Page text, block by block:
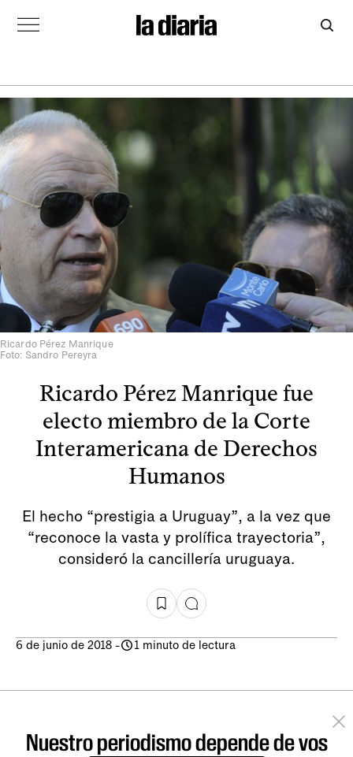
Ricardo Pérez Manrique
Foto: Sandro Pereyra
Ricardo Pérez Manrique fue
electo miembro de la Corte
Interamericana de Derechos
Humanos
El hecho “prestigia a Uruguay”, a la vez que
“reconoce la vasta y prolífica trayectoria”,
consideró la cancillería uruguaya.
6 de junio de 2018 - 1 minuto de lectura
Nuestro periodismo depende de vos